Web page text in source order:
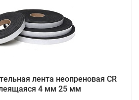
лента неопреновая CR
4 мм 25 мм